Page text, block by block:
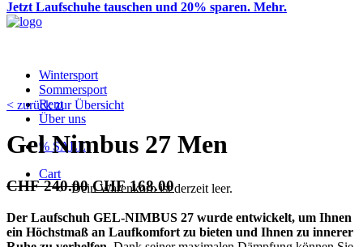
Jetzt Laufschuhe tauschen und 20% sparen. Mehr.
Wintersport
Sommersport
Rent
Über uns
% SALE
Cart
Dein Warenkorb ist derzeit leer.
< zurück zur Übersicht
Gel Nimbus 27 Men
CHF240.00Ursprünglicher
war:
CHF 240.00
CHF168.00Aktueller
ist:
CHF 168.00.
Der Laufschuh GEL-NIMBUS 27 wurde entwickelt, um Ihnen
ein Höchstmaß an Laufkomfort zu bieten und Ihnen zu innerer